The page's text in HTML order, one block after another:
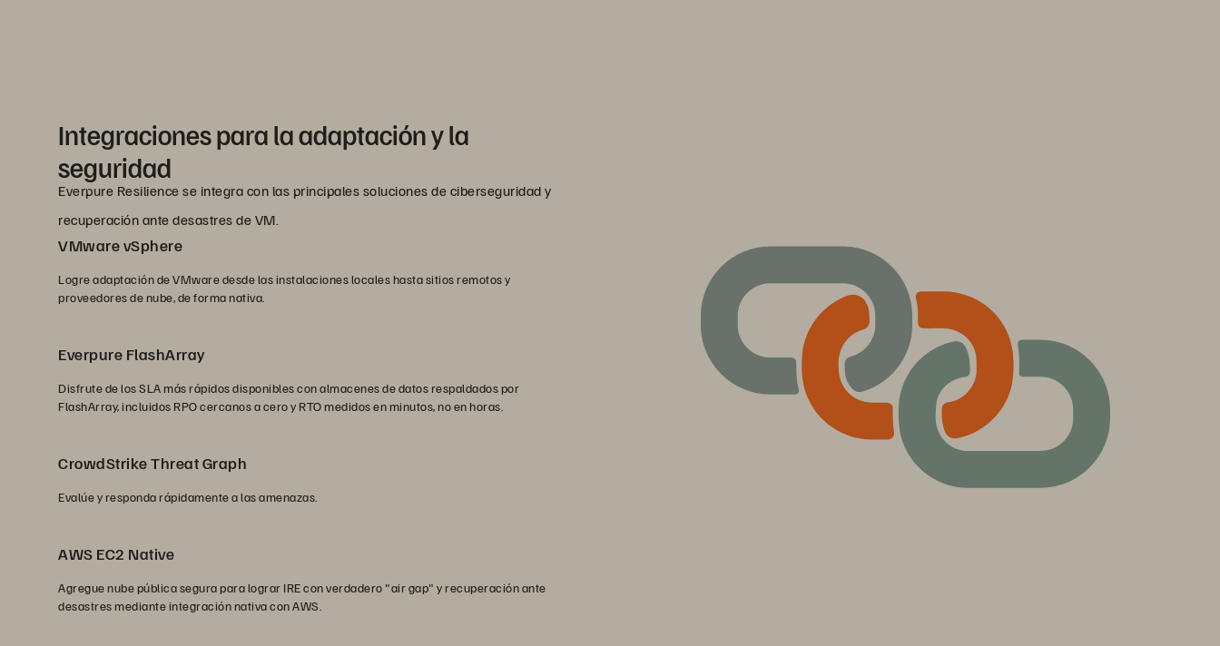
Integraciones para la adaptación y la
seguridad
Everpure Resilience se integra con las principales soluciones de ciberseguridad y
recuperación ante desastres de VM.
VMware vSphere
Logre adaptación de VMware desde las instalaciones locales hasta sitios remotos y
proveedores de nube, de forma nativa.
Everpure FlashArray
Disfrute de los SLA más rápidos disponibles con almacenes de datos respaldados por
FlashArray, incluidos RPO cercanos a cero y RTO medidos en minutos, no en horas.
CrowdStrike Threat Graph
Evalúe y responda rápidamente a las amenazas.
AWS EC2 Native
Agregue nube pública segura para lograr IRE con verdadero "air gap" y recuperación ante
desastres mediante integración nativa con AWS.